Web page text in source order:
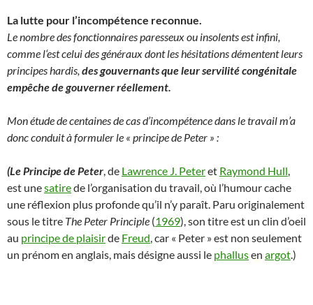
La lutte pour l’incompétence reconnue.
Le nombre des fonctionnaires paresseux ou insolents est infini,
comme l‘est celui des généraux dont les hésitations démentent leurs
principes hardis, des gouvernants que leur servilité congénitale
empêche de gouverner réellement.
Mon étude de centaines de cas d’incompétence dans le travail m’a
donc conduit à formuler le « principe de Peter » :
(Le Principe de Peter , de Lawrence J. Peteret Raymond Hull
est unesatirede l’organisation du travail, où l’humour cache
une réflexion plus profonde qu’il n’y paraît. Paru originalement
sous le titre The Peter Principle (1969), son titre est un clin d’oeil
au principe de plaisirde Freud , car « Peter » est non seulement
un prénom en anglais, mais désigne aussi le phallusen argot.)